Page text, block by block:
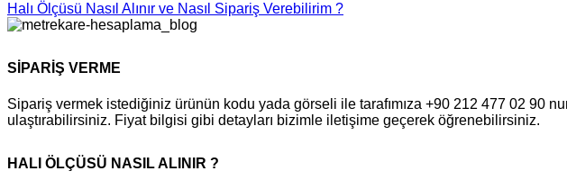
Halı Ölçüsü Nasıl Alınır ve Nasıl Sipariş Verebilirim ?
SİPARİŞ VERME
Sipariş vermek istediğiniz ürünün kodu yada görseli ile tarafımıza +90 212 477 02 90
ulaştırabilirsiniz. Fiyat bilgisi gibi detayları bizimle iletişime geçerek öğrenebilirsiniz.
HALI ÖLÇÜSÜ NASIL ALINIR ?